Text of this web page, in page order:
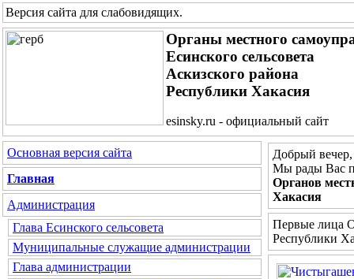
Версия сайта для слабовидящих.
Органы местного
Есинского сельсовета
Аскизского района
Республики Хакасия
esinsky.ru - официальный сайт
Основная версия сайта
Главная
Администрация
Глава Есинского сельсовета
Муниципальные служащие администрации
Глава администрации
Добрый
Мы рады Вас
Органов
Хакасия
Первые лица
Республики